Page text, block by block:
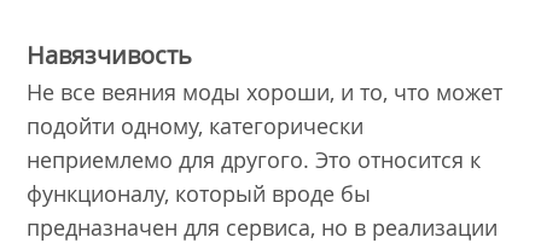
Навязчивость
Не все веяния моды хороши, и то, что может
подойти одному, категорически
неприемлемо для другого. Это относится к
функционалу, который вроде бы
предназначен для сервиса, но в реализации